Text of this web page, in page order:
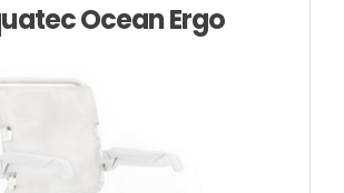
Ocean Ergo